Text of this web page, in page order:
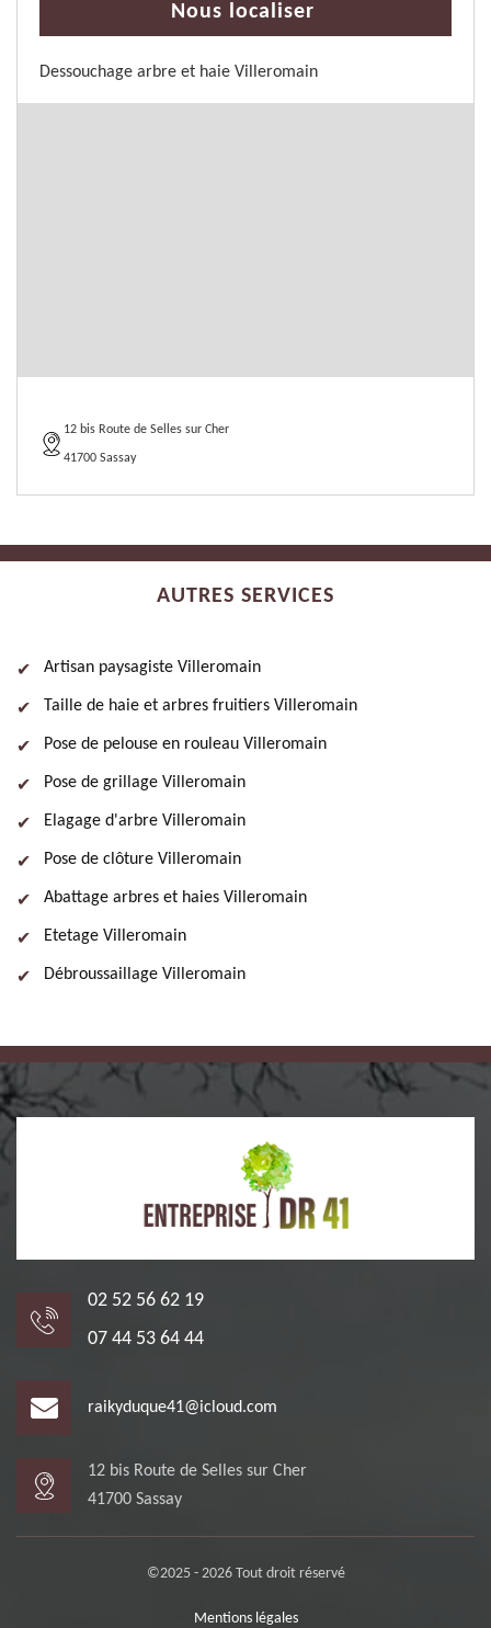
Nous localiser
Dessouchage arbre et haie Villeromain
12 bis Route de Selles sur Cher
41700 Sassay
AUTRES SERVICES
Artisan paysagiste Villeromain
Taille de haie et arbres fruitiers Villeromain
Pose de pelouse en rouleau Villeromain
Pose de grillage Villeromain
Elagage d'arbre Villeromain
Pose de clôture Villeromain
Abattage arbres et haies Villeromain
Etetage Villeromain
Débroussaillage Villeromain
02 52 56 62 19
07 44 53 64 44
raikyduque41@icloud.com
12 bis Route de Selles sur Cher
41700 Sassay
©2025 - 2026 Tout droit réservé
Mentions légales